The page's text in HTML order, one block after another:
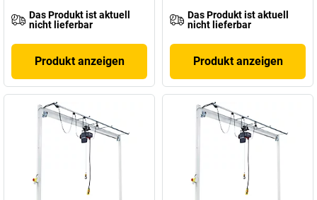
Das Produkt ist aktuell
nicht lieferbar
Produkt anzeigen
Das Produkt ist aktuell
nicht lieferbar
Produkt anzeigen